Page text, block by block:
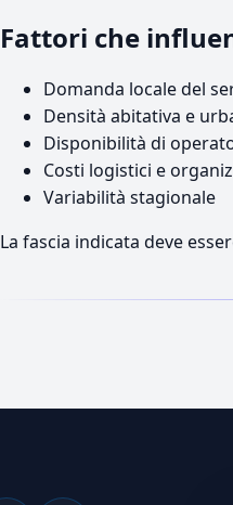
Fattori che
Domanda locale del
Densità abitativa e
Disponibilità di
Costi logistici e
Variabilità stagionale
La fascia indicata deve